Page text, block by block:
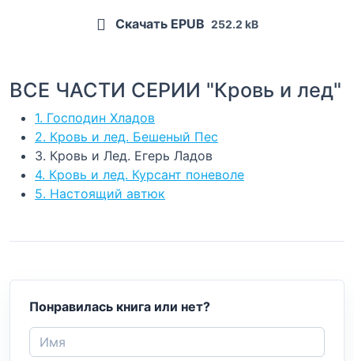
Скачать EPUB 252.2 kB
ВСЕ ЧАСТИ СЕРИИ "Кровь и лед"
1. Господин Хладов
2. Кровь и лед. Бешеный Пес
3. Кровь и Лед. Егерь Ладов
4. Кровь и лед. Курсант поневоле
5. Настоящий автюк
Понравилась книга или нет?